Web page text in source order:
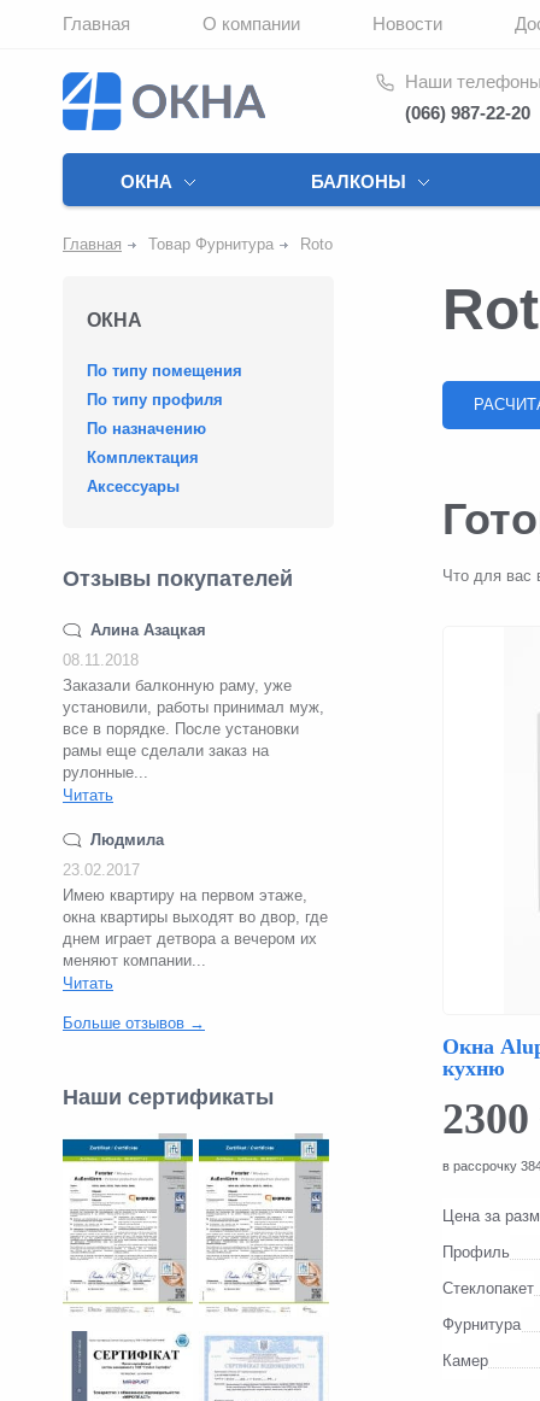
Главная О компании Новости
Наши телефоны
(066) 987-22-20
ОКНА БАЛКОНЫ
Главная Товар Фурнитура Roto
ОКНА
По типу помещения
По типу профиля
По назначению
Комплектация
Аксессуары
Отзывы покупателей
Алина Азацкая
08.11.2018
Заказали балконную раму, уже
установили, работы принимал муж,
все в порядке. После установки
рамы еще сделали заказ на
рулонные...
Читать
Людмила
23.02.2017
Имею квартиру на первом этаже,
окна квартиры выходят во двор, где
днем играет детвора а вечером их
меняют компании...
Читать
Больше отзывов →
Наши сертификаты
Что для вас
Окна
кухню
2300
в рассрочку
Цена за
Профиль
Стеклопакет
Фурнитура
Камер